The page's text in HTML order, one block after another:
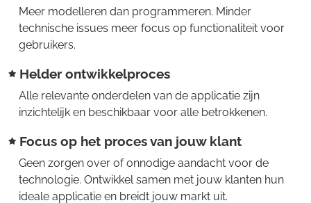
Meer modelleren dan programmeren. Minder
technische issues meer focus op functionaliteit voor
gebruikers.
Helder ontwikkelproces
Alle relevante onderdelen van de applicatie zijn
inzichtelijk en beschikbaar voor alle betrokkenen.
Focus op het proces van jouw klant
Geen zorgen over of onnodige aandacht voor de
technologie. Ontwikkel samen met jouw klanten hun
ideale applicatie en breidt jouw markt uit.